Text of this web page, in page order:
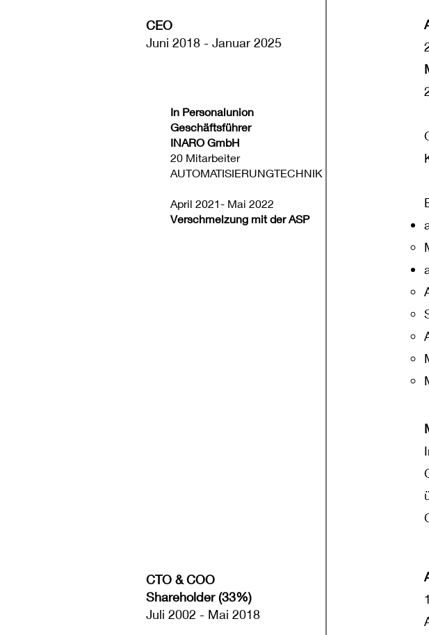
CEO
Juni 2018 - Januar 2025
In Personalunion
Geschäftsführer
INARO GmbH
20 Mitarbeiter
AUTOMATISIERUNGTECHNIK
April 2021- Mai 2022
Verschmelzung mit der ASP
CTO & COO
Shareholder (33%)
Juli 2002 - Mai 2018